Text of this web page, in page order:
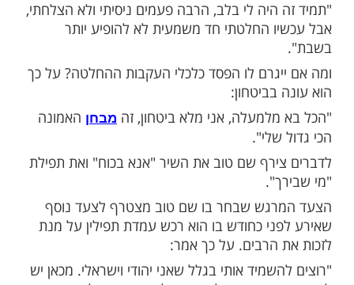
המרגש הזה אמר כוכב הילדים יובל שם טוב
בראיון למנחם טוקר.
והוסיף:
שלחצו עליי כל השנים, נגמר הסיפור עם
אני מפסיק להופיע בשבת קודש".
את המניע להחלטתו:
לי בלב, הרבה פעמים ניסיתי ולא הצלחתי,
החלטתי חד משמעית לא להופיע יותר